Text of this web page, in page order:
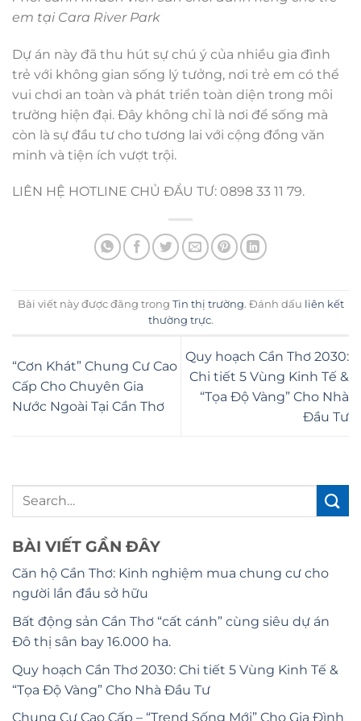
em tại Cara River Park
Dự án này đã thu hút sự chú ý của nhiều gia đình
trẻ với không gian sống lý tưởng, nơi trẻ em có thể
vui chơi an toàn và phát triển toàn diện trong môi
trường hiện đại. Đây không chỉ là nơi để sống mà
còn là sự đầu tư cho tương lai với cộng đồng văn
minh và tiện ích vượt trội.
LIÊN HỆ HOTLINE CHỦ ĐẦU TƯ: 0898 33 11 79.
Bài viết này được đăng trong Tin thị trường. Đánh dấu liên kết
thường trực.
“Cơn Khát” Chung Cư Cao
Cấp Cho Chuyên Gia
Nước Ngoài Tại Cần Thơ
Quy hoạch Cần Thơ 2030:
Chi tiết 5 Vùng Kinh Tế &
“Tọa Độ Vàng” Cho Nhà
Đầu Tư
BÀI VIẾT GẦN ĐÂY
Căn hộ Cần Thơ: Kinh nghiệm mua chung cư cho
người lần đầu sở hữu
Bất động sản Cần Thơ “cất cánh” cùng siêu dự án
Đô thị sân bay 16.000 ha.
Quy hoạch Cần Thơ 2030: Chi tiết 5 Vùng Kinh Tế &
“Tọa Độ Vàng” Cho Nhà Đầu Tư
Chung Cư Cao Cấp – “Trend Sống Mới” Cho Gia Đình